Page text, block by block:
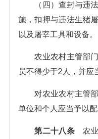
（四）查封与违法
施，扣押与违法生猪
以及屠宰工具和设备。
农业农村主管部门
员不得少于2人，并应
对农业农村主管部
单位和个人应当予以
第二十八条农业